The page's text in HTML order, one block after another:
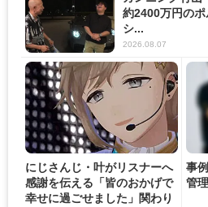
約2400万円の
シ...
2026.08.07
にじさんじ・叶がリスナーへ
感謝を伝える「皆のおかげで
幸せに過ごせました」関わり
事
管理